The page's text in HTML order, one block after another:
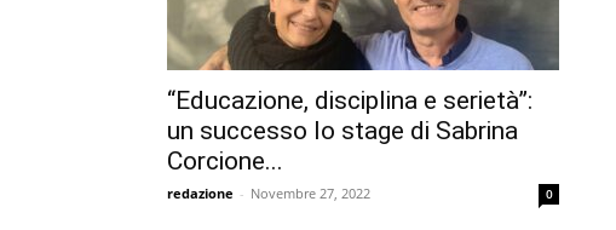
“Educazione, disciplina e serietà”:
un successo lo stage di Sabrina
Corcione...
redazione - Novembre 27, 2022 0